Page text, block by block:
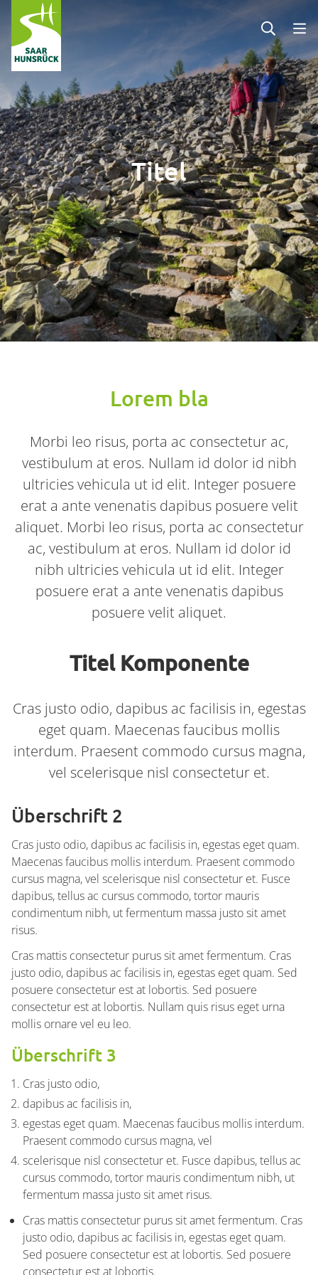
Zum Hauptinhalt springen
Titel
Lorem bla
Morbi leo risus, porta ac consectetur ac,
vestibulum at eros. Nullam id dolor id nibh
ultricies vehicula ut id elit. Integer posuere
erat a ante venenatis dapibus posuere velit
aliquet. Morbi leo risus, porta ac consectetur
ac, vestibulum at eros. Nullam id dolor id
nibh ultricies vehicula ut id elit. Integer
posuere erat a ante venenatis dapibus
posuere velit aliquet.
Titel Komponente
Cras justo odio, dapibus ac facilisis in, egestas
eget quam. Maecenas faucibus mollis
interdum. Praesent commodo cursus magna,
vel scelerisque nisl consectetur et.
Überschrift 2
Cras justo odio, dapibus ac facilisis in, egestas eget quam.
Maecenas faucibus mollis interdum. Praesent commodo
cursus magna, vel scelerisque nisl consectetur et. Fusce
dapibus, tellus ac cursus commodo, tortor mauris
condimentum nibh, ut fermentum massa justo sit amet
risus.
Cras mattis consectetur purus sit amet fermentum. Cras
justo odio, dapibus ac facilisis in, egestas eget quam. Sed
posuere consectetur est at lobortis. Sed posuere
consectetur est at lobortis. Nullam quis risus eget urna
mollis ornare vel eu leo.
Überschrift 3
Cras justo odio,
dapibus ac facilisis in,
egestas eget quam. Maecenas faucibus mollis interdum.
Praesent commodo cursus magna, vel
scelerisque nisl consectetur et. Fusce dapibus, tellus ac
cursus commodo, tortor mauris condimentum nibh, ut
fermentum massa justo sit amet risus.
Cras mattis consectetur purus sit amet fermentum. Cras
justo odio, dapibus ac facilisis in, egestas eget quam.
Sed posuere consectetur est at lobortis. Sed posuere
consectetur est at lobortis.